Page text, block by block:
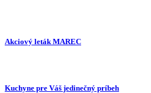
Akciový leták MAREC
Kuchyne pre Váš jedinečný príbeh